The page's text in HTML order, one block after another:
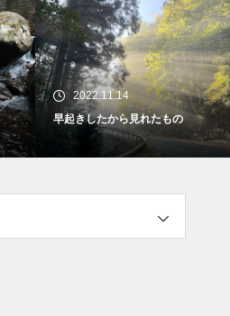
2022.11.14
早起きしたから見れたもの